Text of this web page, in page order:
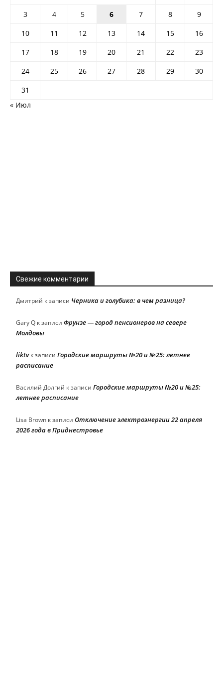
3
4 5 6 7 8
9
10
11 12 13 14 15
16
17
18 19 20 21 22
23
24
25 26 27 28 29
30
31
« Июл
Свежие комментарии
Дмитрий к записи Черника и голубика: в чем разница?
Gary Q к записи Фрунзе — город пенсионеров на севере
Молдовы
liktvк записи Городские маршруты №20 и №25: летнее
расписание
Василий Долгий к записи Городские маршруты №20 и №25:
летнее расписание
Lisa Brown к записи Отключение электроэнергии 22 апреля
2026 года в Приднестровье